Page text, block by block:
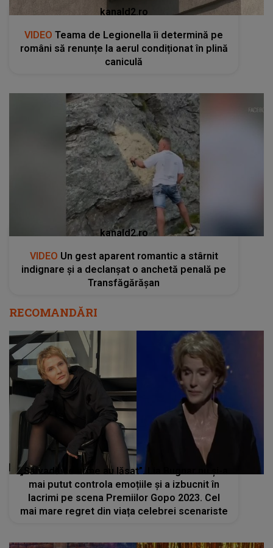
kanald2.ro
VIDEO Teama de Legionella îi determină pe
români să renunțe la aerul condiționat în plină
caniculă
kanald2.ro
VIDEO Un gest aparent romantic a stârnit
indignare și a declanșat o anchetă penală pe
Transfăgărășan
RECOMANDĂRI
„Să vadă ce urme au lăsat”. Lia Bugnar nu și-a
mai putut controla emoțiile și a izbucnit în
lacrimi pe scena Premiilor Gopo 2023. Cel
mai mare regret din viața celebrei scenariste